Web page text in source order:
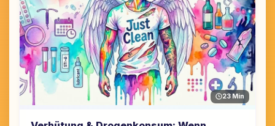
23 Min